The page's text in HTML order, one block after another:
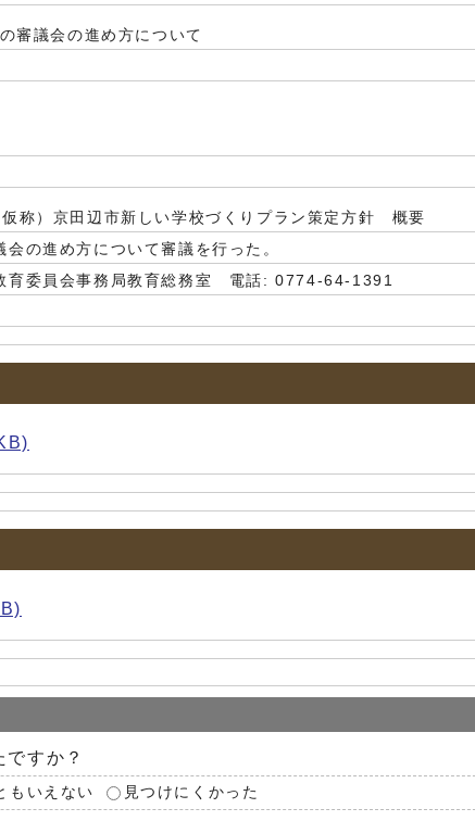
審議会の進め方について
称）京田辺市新しい学校づくりプラン策定方針 概要
会の進め方について審議を行った。
育委員会事務局教育総務室 電話: 0774-64-1391
すか？
もいえない 見つけにくかった